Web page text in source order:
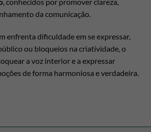
da comunicação.
enfrenta dificuldade em se expressar,
ou bloqueios na criatividade, o
a voz interior e a expressar
de forma harmoniosa e verdadeira.